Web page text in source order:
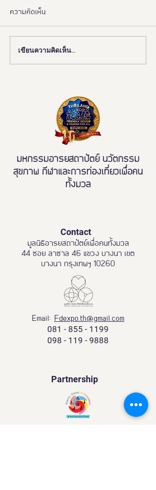
งานดี “ยูดี” ที่ทุกคนต้องห้าม
พลาด!
ความคิดเห็น
เขียนความคิดเห็น…
มหกรรมอารยสถาปัตย์ นวัตกรรม
สุขภาพ กีฬาและการท่องเที่ยวเพื่อคน
ทั้งมวล
Contact
มูลนิธิอารยสถาปัตย์เพื่อคนทั้งมวล
44 ซอย ลาซาล 46 แขวง บางนา เขต
บางนา กรุงเทพฯ 10260
Email: Fdexpo.th@gmail.com
081 - 855 - 1199
098 - 119 - 9888
Partnership